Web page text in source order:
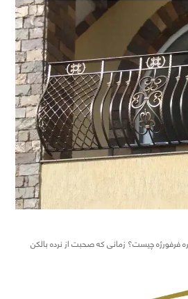
فرفورژه چیست؟ زمانی که صحبت از نرده بالکن